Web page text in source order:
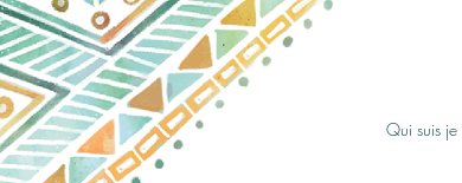
Qui suis je